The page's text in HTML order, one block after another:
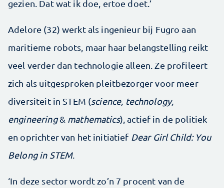
gezien. Dat wat ik doe, ertoe doet.’
Adelore (32) werkt als ingenieur bij Fugro aan
maritieme robots, maar haar belangstelling reikt
veel verder dan technologie alleen. Ze profileert
zich als uitgesproken pleitbezorger voor meer
diversiteit in STEM (science, technology,
engineering& mathematics), actief in de politiek
en oprichter van het initiatief Dear Girl Child: You
Belong in STEM.
‘In deze sector wordt zo’n 7 procent van de